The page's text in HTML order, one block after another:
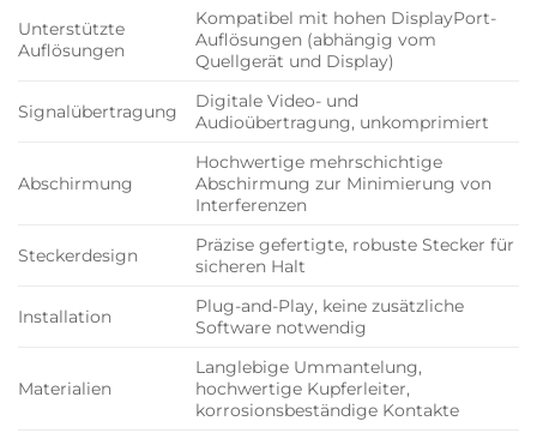
Unterstützte
Auflösungen
Kompatibel mit hohen DisplayPort-
Auflösungen (abhängig vom
Quellgerät und Display)
Signalübertragung
Digitale Video- und
Audioübertragung, unkomprimiert
Abschirmung
Hochwertige mehrschichtige
Abschirmung zur Minimierung von
Interferenzen
Steckerdesign
Präzise gefertigte, robuste Stecker für
sicheren Halt
Installation
Plug-and-Play, keine zusätzliche
Software notwendig
Materialien
Langlebige Ummantelung,
hochwertige Kupferleiter,
korrosionsbeständige Kontakte